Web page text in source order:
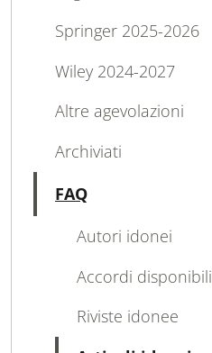
Springer 2025-2026
Wiley 2024-2027
Altre agevolazioni
Archiviati
FAQ
Attivo
Autori idonei
Accordi disponibili
Riviste idonee